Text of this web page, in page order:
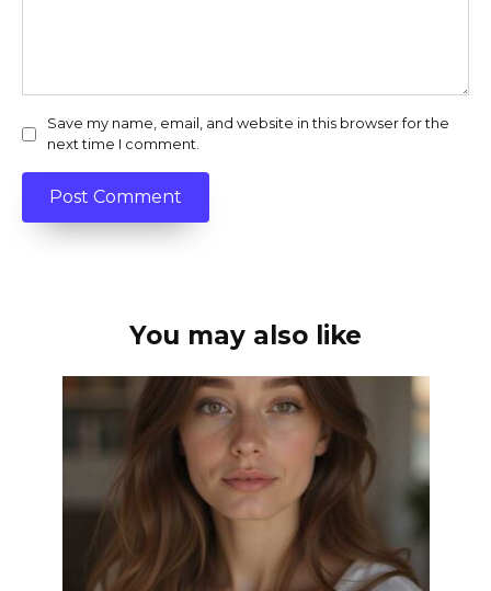
Save my name, email, and website in this browser for the
next time I comment.
You may also like